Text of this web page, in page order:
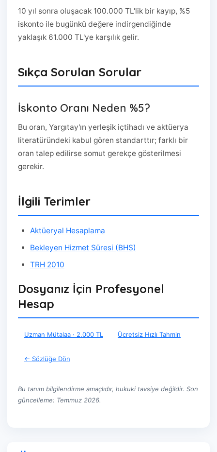
10 yıl sonra oluşacak 100.000 TL'lik bir kayıp, %5
iskonto ile bugünkü değere indirgendiğinde
yaklaşık 61.000 TL'ye karşılık gelir.
Sıkça Sorulan Sorular
İskonto Oranı Neden %5?
Bu oran, Yargıtay'ın yerleşik içtihadı ve aktüerya
literatüründeki kabul gören standarttır; farklı bir
oran talep edilirse somut gerekçe gösterilmesi
gerekir.
İlgili Terimler
Aktüeryal Hesaplama
Bekleyen Hizmet Süresi (BHS)
TRH 2010
Dosyanız İçin Profesyonel
Hesap
Uzman Mütalaa · 2.000 TL Ücretsiz Hızlı Tahmin
← Sözlüğe Dön
Bu tanım bilgilendirme amaçlıdır, hukuki tavsiye değildir. Son
güncelleme: Temmuz 2026.